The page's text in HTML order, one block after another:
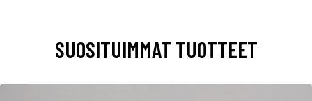
SUOSITUIMMAT TUOTTEET